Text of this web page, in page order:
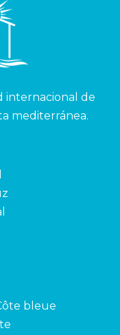
internacional de
mediterránea.
bleue